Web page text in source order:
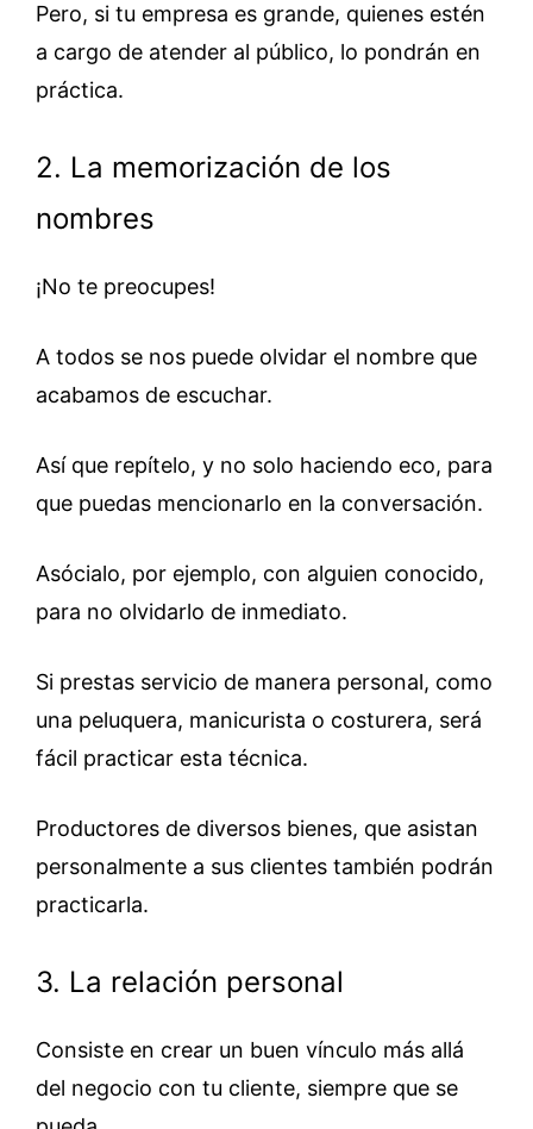
Pero, si tu empresa es grande, quienes estén
a cargo de atender al público, lo pondrán en
práctica.
2. La memorización de los
nombres
¡No te preocupes!
A todos se nos puede olvidar el nombre que
acabamos de escuchar.
Así que repítelo, y no solo haciendo eco, para
que puedas mencionarlo en la conversación.
Asócialo, por ejemplo, con alguien conocido,
para no olvidarlo de inmediato.
Si prestas servicio de manera personal, como
una peluquera, manicurista o costurera, será
fácil practicar esta técnica.
Productores de diversos bienes, que asistan
personalmente a sus clientes también podrán
practicarla.
3. La relación personal
Consiste en crear un buen vínculo más allá
del negocio con tu cliente, siempre que se